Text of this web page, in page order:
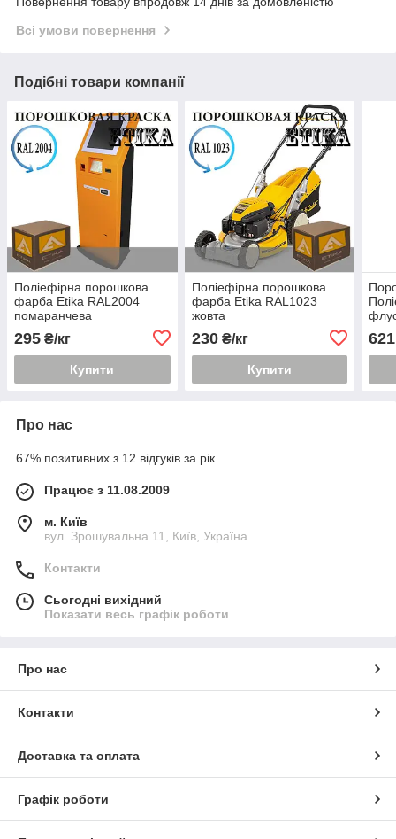
Всі умови повернення
Подібні товари компанії
Поліефірна порошкова
фарба Etika RAL2004
помаранчева
295 ₴/кг
Купити
Поліефірна порошкова
фарба Etika RAL1023
жовта
230₴/кг
Купити
Про нас
67% позитивних з 12 відгуків за рік
Працює з 11.08.2009
м. Київ
вул. Зрошувальна 11, Київ, Україна
Контакти
Сьогодні вихідний
Показати весь графік роботи
Про нас
Контакти
Доставка та оплата
Графік роботи